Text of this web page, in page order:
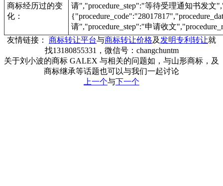
商标经历过的变
化：
请","procedure_step":"等待受理通知书发文
请","procedure_step":"申请收文
友情链接： 商标转让平台与商标转让价格及 发明专利转让就
找13180855331，微信号：changchuntm
关于刘小波的商标 GALEX 与相关的问题如，与山形商标，及
商标继承等话题也可以与我们一起讨论
上一个与下一个